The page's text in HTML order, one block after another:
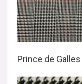
Prince de Galles